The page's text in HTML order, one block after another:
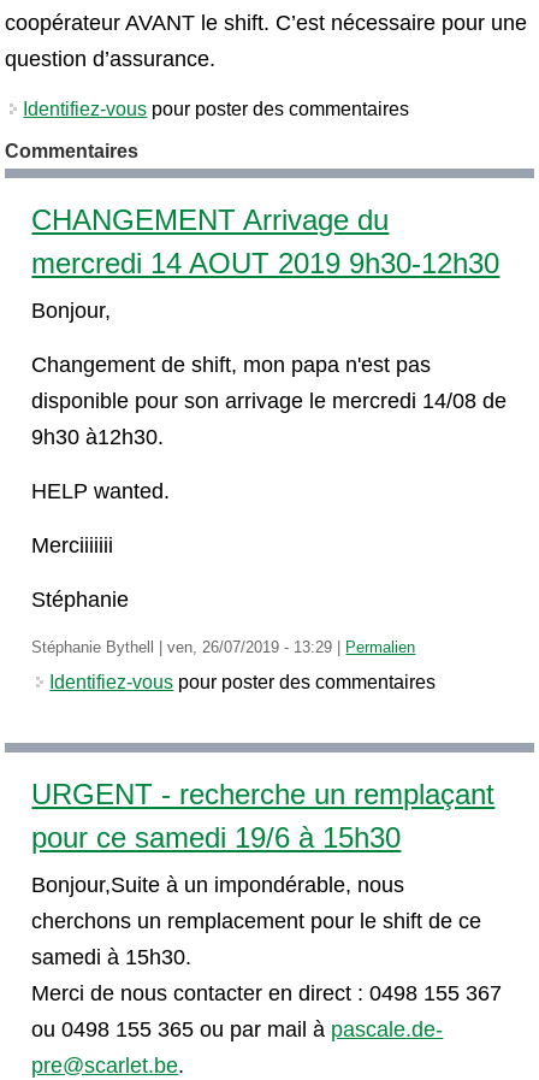
coopérateur AVANT le shift. C’est nécessaire pour une
question d’assurance.
Identifiez-vous pour poster des commentaires
Commentaires
CHANGEMENT Arrivage du
mercredi 14 AOUT 2019 9h30-12h30
Bonjour,
Changement de shift, mon papa n'est pas
disponible pour son arrivage le mercredi 14/08 de
9h30 à12h30.
HELP wanted.
Merciiiiiii
Stéphanie
Stéphanie Bythell |ven, 26/07/2019 - 13:29 Permalien
Identifiez-vous pour poster des commentaires
URGENT - recherche un remplaçant
pour ce samedi 19/6 à 15h30
Bonjour,Suite à un impondérable, nous
cherchons un remplacement pour le shift de ce
samedi à 15h30.
Merci de nous contacter en direct : 0498 155 367
ou 0498 155 365 ou par mail à pascale.de-
pre@scarlet.be.